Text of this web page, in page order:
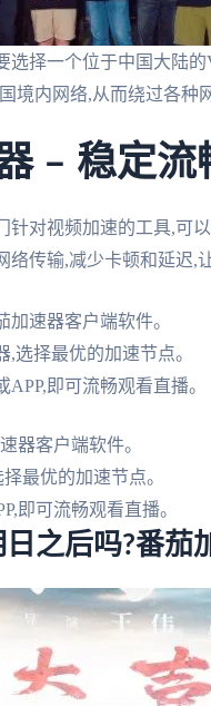
选择一个位于中国大陆
境内网络,从而绕过各种
– 稳定
针对视频加速的工具,可
络传输,减少卡顿和延迟,
加速器客户端软件。
,选择最优的加速节点。
即可流畅观看直播。
器客户端软件。
最优的加速节点。
即可流畅观看直播。
日之后吗?番茄